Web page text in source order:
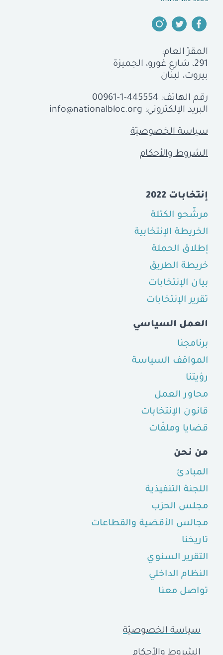
المقرّ العام:
291، شارع غورو، الجميزة
بيروت، لبنان
رقم الهاتف: 00961-1-445554
البريد الإلكتروني: info@nationalbloc.org
سياسة الخصوصيّة
الشروط والأحكام
إنتخابات 2022
مرشّحو الكتلة
الخريطة الإنتخابية
إطلاق الحملة
خريطة الطريق
بيان الإنتخابات
تقرير الإنتخابات
العمل السياسي
برنامجنا
المواقف السياسة
رؤيتنا
محاور العمل
قانون الإنتخابات
قضايا وملفّات
من نحن
المبادئ
اللجنة التنفيذية
مجلس الحزب
مجالس الأقضية والقطاعات
تاريخنا
التقرير السنوي
النظام الداخلي
تواصل معنا
سياسة الخصوصيّة
الشروط والأحكام